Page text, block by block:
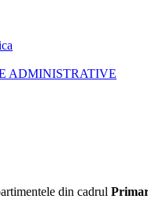
ADMINISTRATIVE
din cadrul